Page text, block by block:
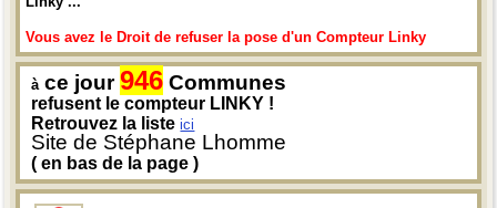
Vous avez le Droit de refuser la pose d'un Compteur Linky
à ce jour946 Communes
refusent le compteur LINKY !
Retrouvez la listeici
Site de Stéphane Lhomme
( en bas de la page )